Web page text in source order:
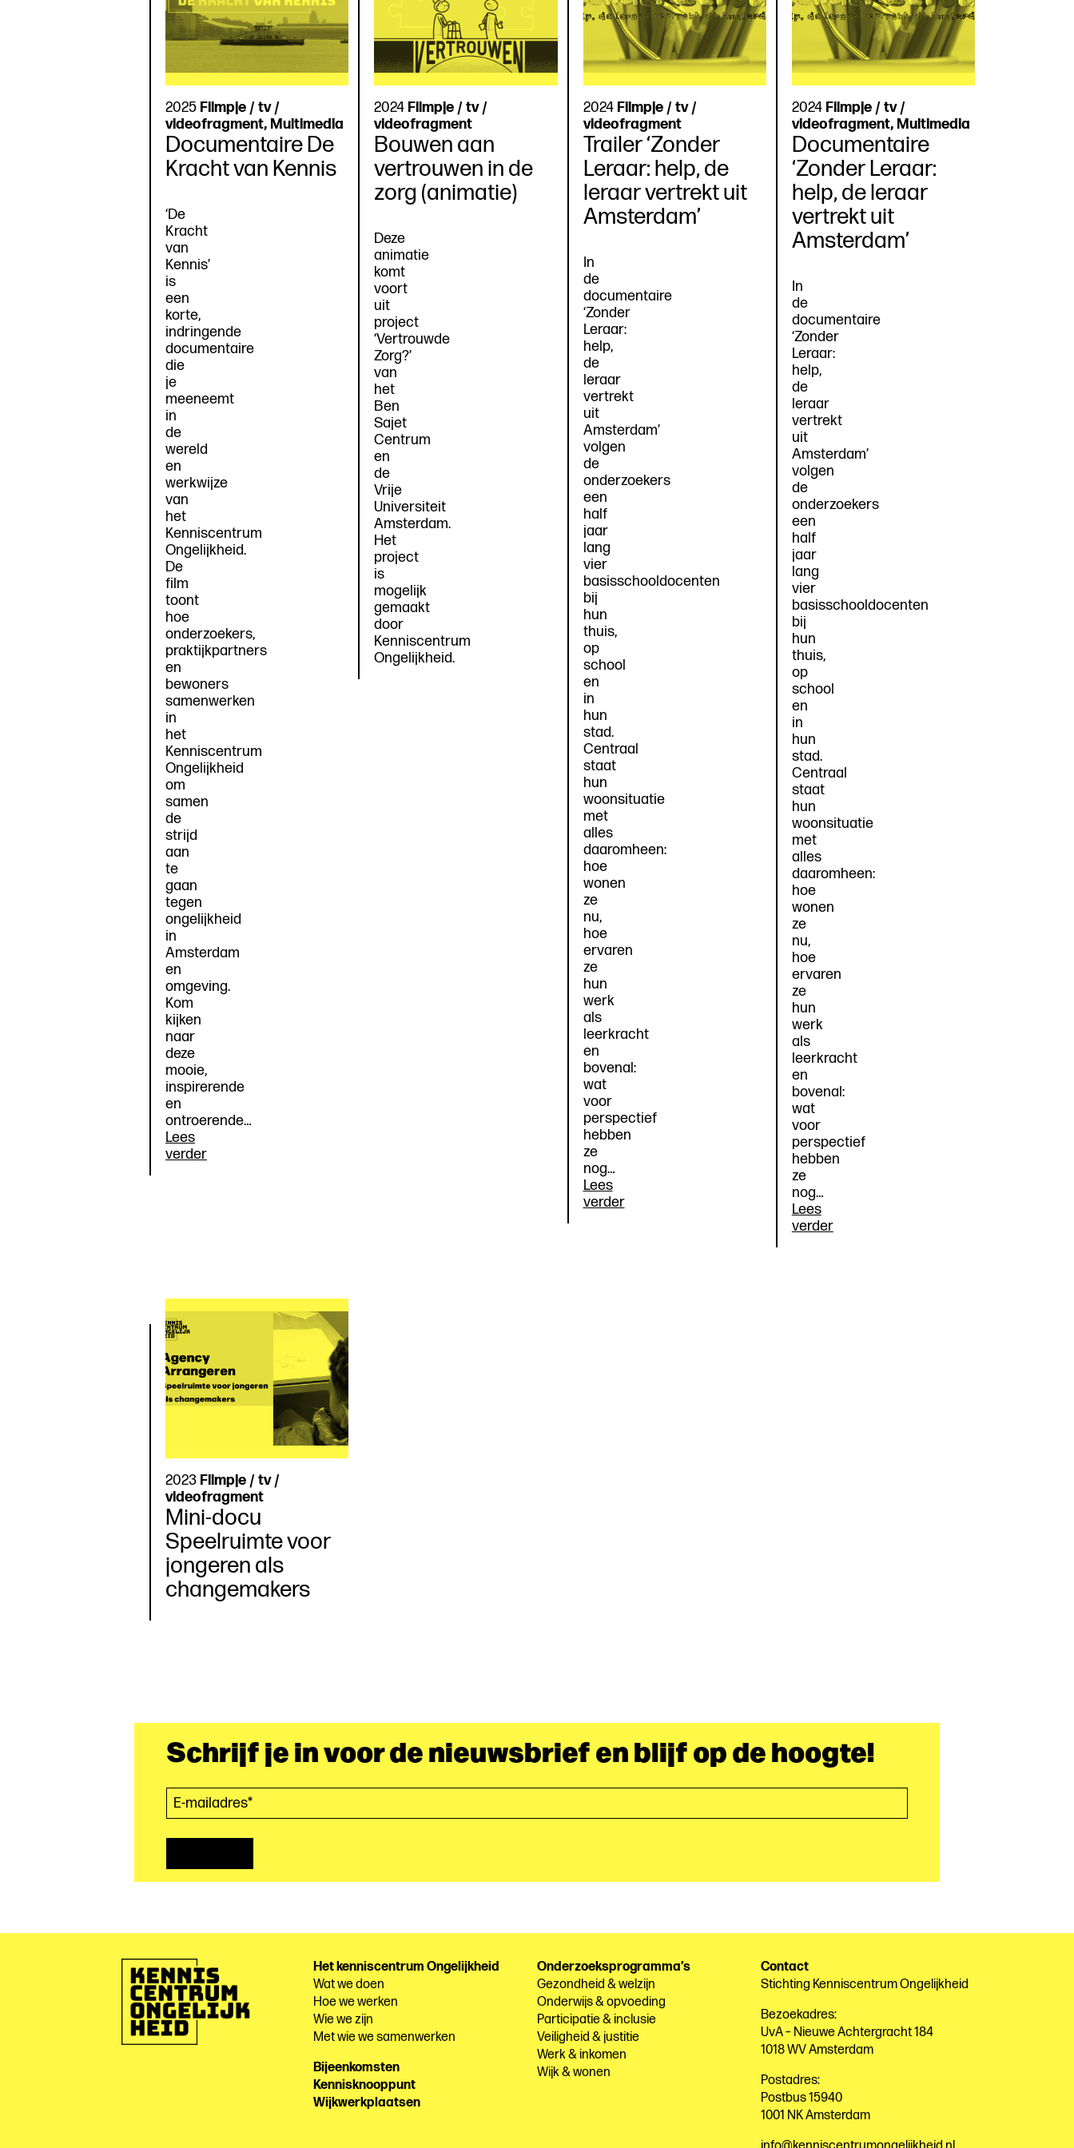
2025 Filmpje / tv /
videofragment, Multimedia
Documentaire De
Kracht van Kennis
‘De
Kracht
van
Kennis’
is
een
korte,
indringende
documentaire
die
je
meeneemt
in
de
wereld
en
werkwijze
van
het
Kenniscentrum
Ongelijkheid.
De
film
toont
hoe
onderzoekers,
praktijkpartners
en
bewoners
samenwerken
in
het
Kenniscentrum
Ongelijkheid
om
samen
de
strijd
aan
te
gaan
tegen
ongelijkheid
in
Amsterdam
en
omgeving.
Kom
kijken
naar
deze
mooie,
inspirerende
en
ontroerende…
Lees
verderDocumentaire
2024 Filmpje / tv /
videofragment
Bouwen aan
vertrouwen in de
zorg (animatie)
Deze
animatie
komt
voort
uit
project
‘Vertrouwde
Zorg?’
van
het
Ben
Sajet
Centrum
en
de
Vrije
Universiteit
Amsterdam.
Het
project
is
mogelijk
gemaakt
door
Kenniscentrum
Ongelijkheid.
2024 Filmpje / tv /
videofragment
Trailer ‘Zonder
Leraar: help, de
leraar vertrekt uit
Amsterdam’
In
de
documentaire
‘Zonder
Leraar:
help,
de
leraar
vertrekt
uit
Amsterdam’
volgen
de
onderzoekers
een
half
jaar
lang
vier
basisschooldocenten
bij
hun
thuis,
op
school
en
in
hun
stad.
Centraal
staat
hun
woonsituatie
met
alles
daaromheen:
hoe
wonen
ze
nu,
hoe
ervaren
ze
hun
werk
als
leerkracht
en
bovenal:
wat
voor
perspectief
hebben
ze
nog…
Lees
verderTrailer
2024 Filmpje / tv /
videofragment, Multimedia
Documentaire
‘Zonder Leraar:
help, de leraar
vertrekt uit
Amsterdam’
In
de
documentaire
‘Zonder
Leraar:
help,
de
leraar
vertrekt
uit
Amsterdam’
volgen
de
onderzoekers
een
half
jaar
lang
vier
basisschooldocenten
bij
hun
thuis,
op
school
en
in
hun
stad.
Centraal
staat
hun
woonsituatie
met
alles
daaromheen:
hoe
wonen
ze
nu,
hoe
ervaren
ze
hun
werk
als
leerkracht
en
bovenal:
wat
voor
perspectief
hebben
ze
nog…
Lees
verderDocumentaire
2023 Filmpje / tv /
videofragment
Mini-docu
Speelruimte voor
jongeren als
changemakers
Schrijf je in voor de nieuwsbrief en blijf op de hoogte!
Het kenniscentrum Ongelijkheid
Wat we doen
Hoe we werken
Wie we zijn
Met wie we samenwerken
Bijeenkomsten
Kennisknooppunt
Wijkwerkplaatsen
Onderzoeksprogramma’s
Gezondheid & welzijn
Onderwijs & opvoeding
Participatie & inclusie
Veiligheid & justitie
Werk & inkomen
Wijk & wonen
Contact
Stichting Kenniscentrum Ongelijkheid
Bezoekadres:
UvA – Nieuwe Achtergracht 184
1018 WV Amsterdam
Postadres:
Postbus 15940
1001 NK Amsterdam